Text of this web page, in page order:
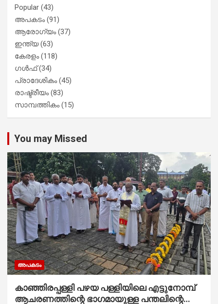
Popular (43)
അപകടം(91)
ആരോഗ്യം(37)
ഇന്ത്യ(63)
കേരളം(118)
ഗൾഫ്(34)
പ്രാദേശികം(45)
രാഷ്ട്രീയം(83)
സാമ്പത്തികം(15)
You may Missed
അപകടം
കാഞ്ഞിരപ്പള്ളി പഴയ പള്ളിയിലെ എട്ടുനോമ്പ്
ആചരണത്തിന്റെ ഭാഗമായുള്ള പന്തലിന്റെ